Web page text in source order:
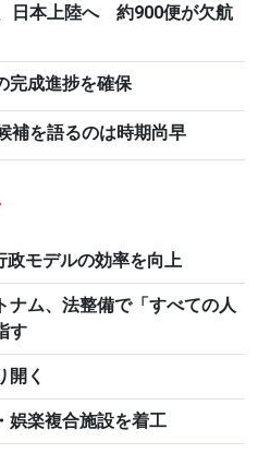
日本上陸へ 約900便が欠航
完成進捗を確保
補を語るのは時期尚早
政モデルの効率を向上
ム、法整備で「すべての人
す
開く
娯楽複合施設を着工